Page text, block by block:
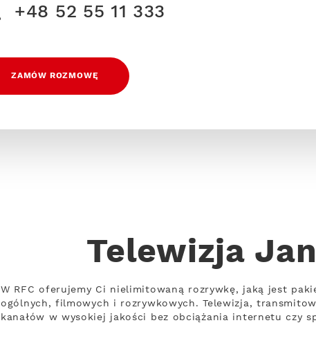
+48 52 55 11 333
ZAMÓW ROZMOWĘ
Telewizja
W RFC oferujemy Ci nielimitowaną rozrywkę, jaką jest
ogólnych, filmowych i rozrywkowych. Telewizja,
kanałów w wysokiej jakości bez obciążania internetu czy